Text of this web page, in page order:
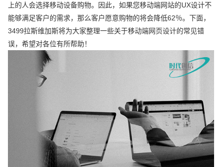
上的人会选择移动设备购物。因此，如果您移动端网站的UX设计不
能够满足客户的需求，那么客户愿意购物的将会降低62％。下面，
3499拉斯维加斯将为大家整理一些关于移动端网页设计的常见错
误，希望对各位有所帮助！